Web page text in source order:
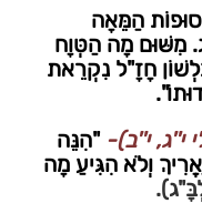
הַמֵּאָה
מִשּׁוּם מָה הַטְּוָח
חָזָ"ל נִקְרֵאת
י''ב)- "הִנֵּה
וְלֹא הִגִּיעַ מָה